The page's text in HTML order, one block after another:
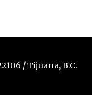
/ Tijuana, B.C.